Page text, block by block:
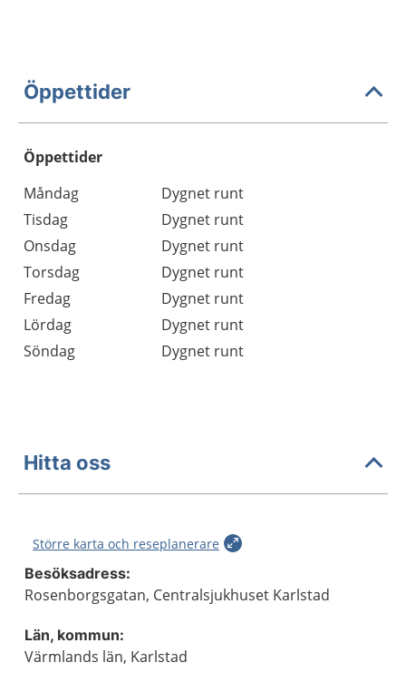
Öppettider
Öppettider
Dag
Öppettider
Kommentarer
Måndag
Dygnet runt
Tisdag
Dygnet runt
Onsdag
Dygnet runt
Torsdag
Dygnet runt
Fredag
Dygnet runt
Lördag
Dygnet runt
Söndag
Dygnet runt
Hitta oss
Större karta och reseplanerare
Besöksadress:
Rosenborgsgatan, Centralsjukhuset Karlstad
Län, kommun:
Värmlands län, Karlstad